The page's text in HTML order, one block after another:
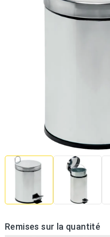
Remises sur la quantité